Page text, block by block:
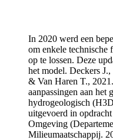
In 2020 werd een
om enkele technische
op te lossen. Deze
het model. Deckers
& Van Haren T.,
aanpassingen aan het
hydrogeologisch
uitgevoerd in
Omgeving
Milieumaatschappij.